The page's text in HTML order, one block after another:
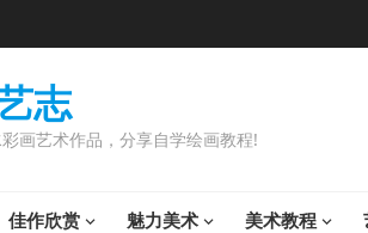
志
画艺术作品，分享自学绘画教程!
佳作欣赏 魅力美术 美术教程